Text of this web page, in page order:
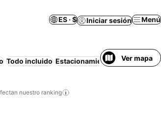
ES · $ Iniciar sesión Menú
Todo incluido Estacionamiento Piscina
Ver mapa
nuestro ranking